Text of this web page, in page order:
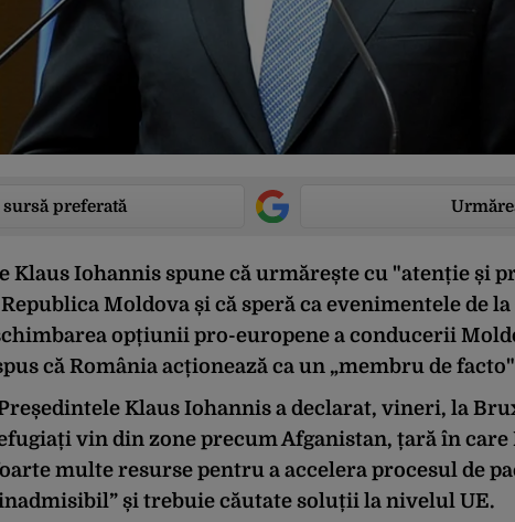
preferată
Klaus Iohannis spune că urmărește cu "atenție și
Moldova și că speră ca evenimentele de
opțiunii pro-europene a conducerii
că România acționează ca un „membru de
Klaus Iohannis a declarat, vineri, la
vin din zone precum Afganistan, țară în care
multe resurse pentru a accelera procesul de
și trebuie căutate soluții la nivelul UE.